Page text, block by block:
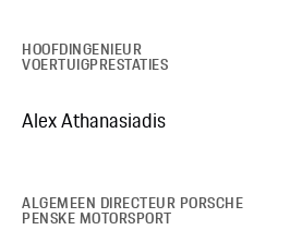
HOOFDINGENIEUR
VOERTUIGPRESTATIES
Alex Athanasiadis
ALGEMEEN DIRECTEUR PORSCHE
PENSKE MOTORSPORT